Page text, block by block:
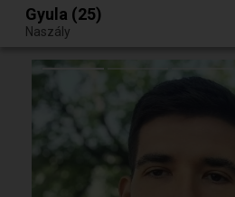
Egy jó randiból bármi lehet.
Gyula (25)
Naszály